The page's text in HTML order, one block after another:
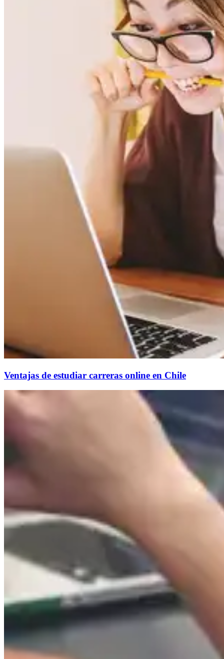
Ventajas de estudiar carreras online en Chile